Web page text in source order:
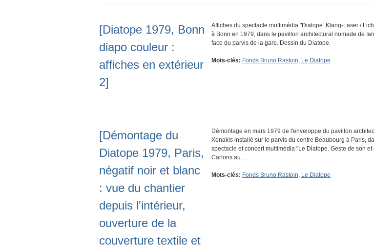
[Diatope 1979, Bonn
diapo couleur :
affiches en extérieur
2]
Affiches du spectacle multimédia "Diatope. Klang-Laser /
à Bonn en 1979, dans le pavillon architectural nomade de
face du parvis de la gare. Dessin du Diatope.
Mots-clés: Fonds Bruno Rastoin, Le Diatope
[Démontage du
Diatope 1979, Paris,
négatif noir et blanc
: vue du chantier
depuis l'intérieur,
ouverture de la
couverture textile et
Démontage en mars 1979 de l'enveloppe du pavillon
Xenakis installé sur le parvis du centre Beaubourg à Paris,
spectacle et concert multimédia "Le Diatope. Geste de son
Cartons au…
Mots-clés: Fonds Bruno Rastoin, Le Diatope